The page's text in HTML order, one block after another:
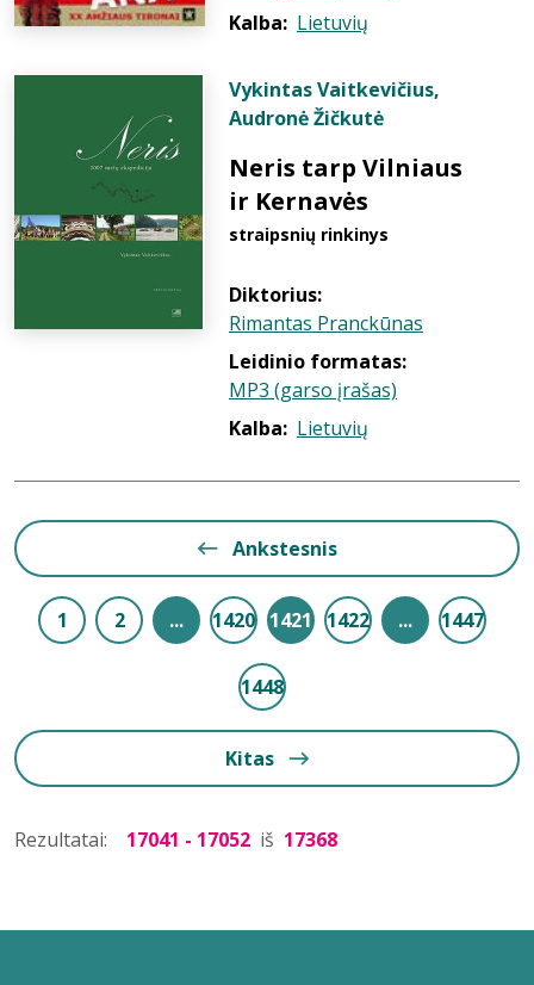
Kalba: Lietuvių
Vykintas Vaitkevičius,
Audronė Žičkutė
Neris tarp Vilniaus
ir Kernavės
straipsnių rinkinys
Diktorius:
Rimantas Pranckūnas
Leidinio formatas:
MP3 (garso įrašas)
Kalba: Lietuvių
Ankstesnis
1 2 ... 1420 1421 1422 ... 1447
1448
Kitas
Rezultatai: 17041 - 17052 iš 17368